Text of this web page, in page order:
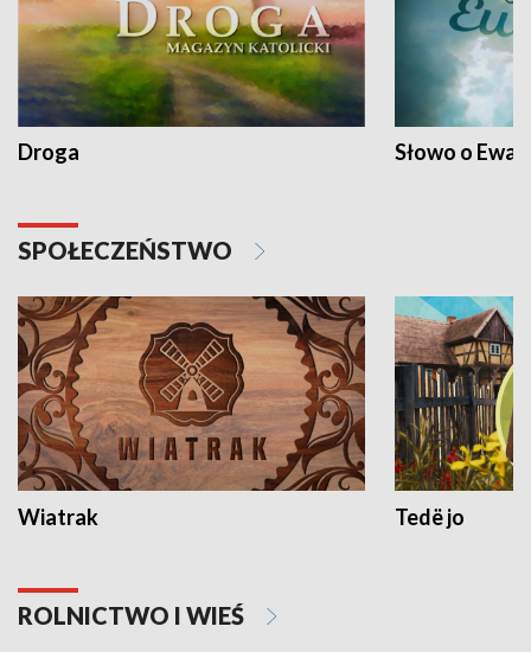
Droga Słowo o
SPOŁECZEŃSTWO
Wiatrak Tedë jo
ROLNICTWO I WIEŚ